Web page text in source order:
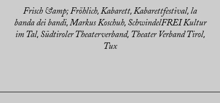
Frisch &amp; Fröhlich, Kabarett, Kabarettfestival, la
banda dei bandi, Markus Koschuh, SchwindelFREI Kultur
im Tal, Südtiroler Theaterverband, Theater Verband Tirol,
Tux